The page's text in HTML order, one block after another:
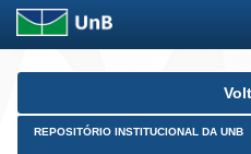
Skip
REPOSITÓRIO INSTITUCIONAL DA UNB